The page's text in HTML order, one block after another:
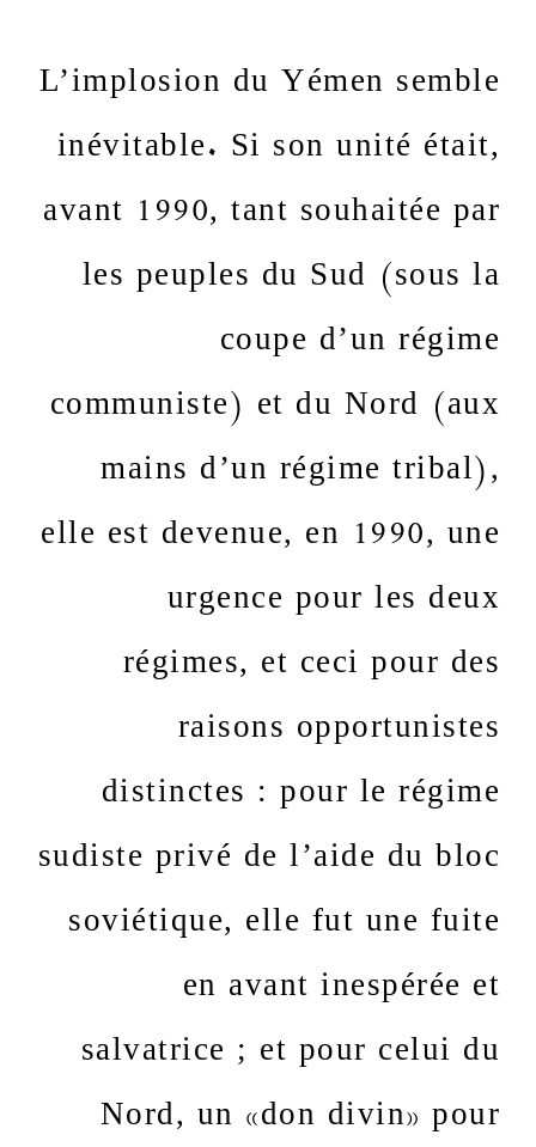
L’implosion du Yémen semble
inévitable. Si son unité était,
avant 1990, tant souhaitée par
les peuples du Sud (sous la
coupe d’un régime
communiste) et du Nord (aux
mains d’un régime tribal),
elle est devenue, en 1990, une
urgence pour les deux
régimes, et ceci pour des
raisons opportunistes
distinctes : pour le régime
sudiste privé de l’aide du bloc
soviétique, elle fut une fuite
en avant inespérée et
salvatrice ; et pour celui du
Nord, un «don divin» pour